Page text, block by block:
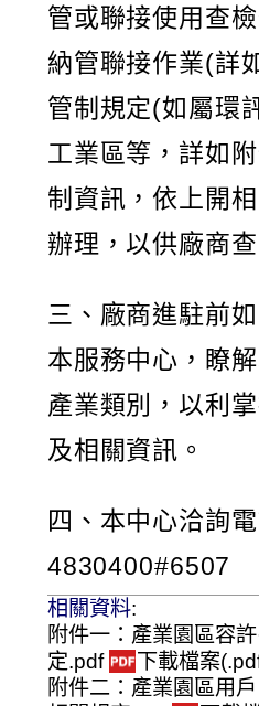
管或聯接使用查
納管聯接作業(詳
管制規定(如屬環
工業區等，詳如
制資訊，依上開
辦理，以供廠商查
三、廠商進駐前
本服務中心，瞭
產業類別，以利
及相關資訊。
四、本中心洽詢
4830400#6507
相關資料:
附件一：產業園區容
定.pdf
下載檔案
附件二：產業園區用